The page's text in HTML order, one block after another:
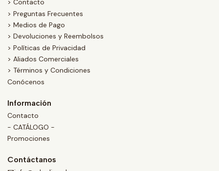
> Contacto
> Preguntas Frecuentes
> Medios de Pago
> Devoluciones y Reembolsos
> Políticas de Privacidad
> Aliados Comerciales
> Términos y Condiciones
Conócenos
Información
Contacto
- CATÁLOGO -
Promociones
Contáctanos